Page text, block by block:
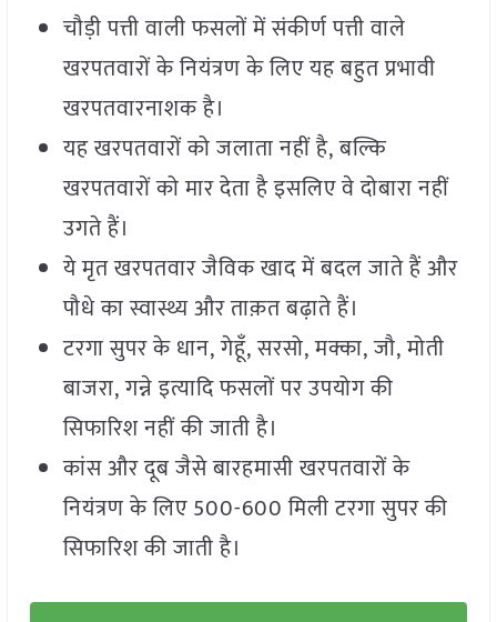
चौड़ी पत्ती वाली फसलों में संकीर्ण पत्ती वाले
खरपतवारों के नियंत्रण के लिए यह बहुत प्रभावी
खरपतवारनाशक है।
यह खरपतवारों को जलाता नहीं है, बल्कि
खरपतवारों को मार देता है इसलिए वे दोबारा नहीं
उगते हैं।
ये मृत खरपतवार जैविक खाद में बदल जाते हैं और
पौधे का स्वास्थ्य और ताक़त बढ़ाते हैं।
टरगा सुपर के धान, गेहूँ, सरसो, मक्का, जौ, मोती
बाजरा, गन्ने इत्यादि फसलों पर उपयोग की
सिफारिश नहीं की जाती है।
कांस और दूब जैसे बारहमासी खरपतवारों के
नियंत्रण के लिए 500-600 मिली टरगा सुपर की
सिफारिश की जाती है।